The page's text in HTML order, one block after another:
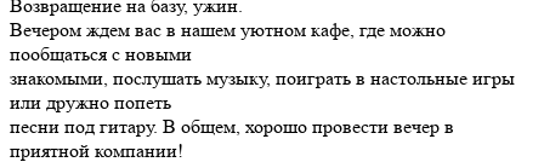
Возвращение на базу, ужин.
Вечером ждем вас в нашем уютном кафе, где можно
пообщаться с новыми
знакомыми, послушать музыку, поиграть в настольные игры
или дружно попеть
песни под гитару. В общем, хорошо провести вечер в
приятной компании!